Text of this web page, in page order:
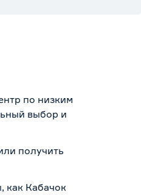
по низким
выбор и
получить
как Кабачок